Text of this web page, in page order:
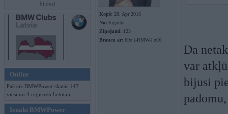
bildes)
Online
Pašreiz BMWPower skatās 147
viesi un 4 reģistrēti lietotāji.
Ienākt BMWPower
Kopš: 28. Apr 2016
No: Sigulda
Ziņojumi: 123
Braucu ar: [Oo (-BMW-) oO]
Da
var
bijusi